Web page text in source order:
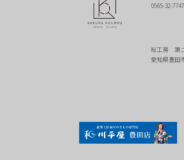
0565-32-7747
桜工房 第
愛知県豊田